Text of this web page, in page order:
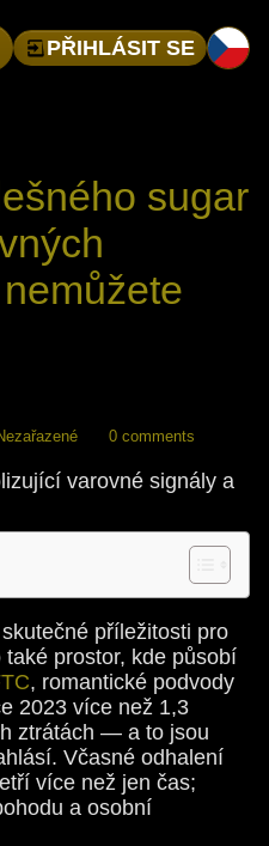
PŘIHLÁSIT SE
sugar
0 comments
příležitosti pro
prostor, kde působí
, romantické podvody
2023 více než 1,3
ztrátách — a to jsou
Včasné odhalení
více než jen čas;
a osobní